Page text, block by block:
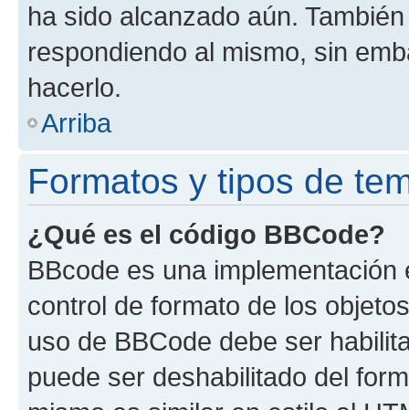
ha sido alcanzado aún.
respondiendo al mismo, sin
hacerlo.
Arriba
Formatos y tipos de
¿Qué es el código BBCode?
BBcode es una
control de formato de los
uso de BBCode debe ser
puede ser deshabilitado del